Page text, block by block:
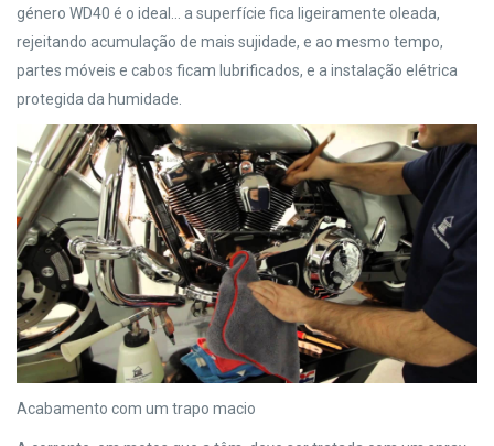
género WD40 é o ideal… a superfície fica ligeiramente oleada,
rejeitando acumulação de mais sujidade, e ao mesmo tempo,
partes móveis e cabos ficam lubrificados, e a instalação elétrica
protegida da humidade.
Acabamento com um trapo macio